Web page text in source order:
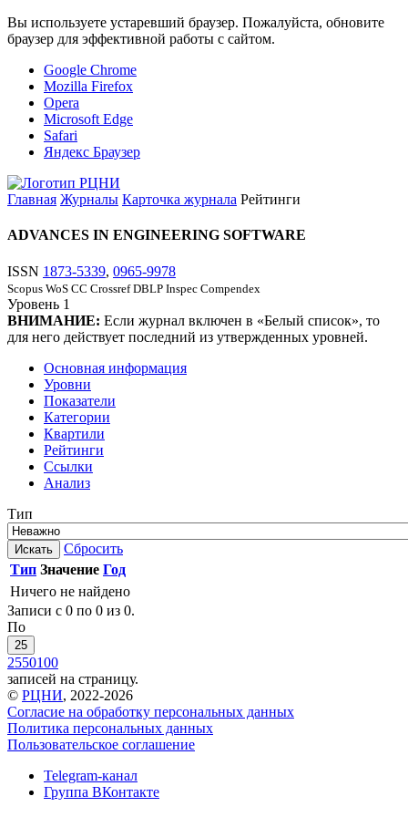
Вы используете устаревший браузер. Пожалуйста, обновите
браузер для эффективной работы с сайтом.
Google Chrome
Mozilla Firefox
Opera
Microsoft Edge
Safari
Яндекс Браузер
Главная Журналы Карточка журнала Рейтинги
ADVANCES IN ENGINEERING SOFTWARE
ISSN 1873-5339, 0965-9978
Scopus WoS CC Crossref DBLP Inspec Compendex
Уровень 1
ВНИМАНИЕ: Если журнал включен в «Белый список», то
для него действует последний из утвержденных уровней.
Основная информация
Уровни
Показатели
Категории
Квартили
Рейтинги
Ссылки
Анализ
Тип
Искать
Сбросить
Тип Значение Год
Ничего не найдено
Записи с 0 по 0 из 0.
По
25
2550100
записей на страницу.
© РЦНИ, 2022-2026
Согласие на обработку персональных данных
Политика персональных данных
Пользовательское соглашение
Telegram-канал
Группа ВКонтакте